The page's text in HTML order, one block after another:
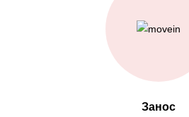
Занос